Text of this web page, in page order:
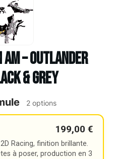
– OUTLANDER
& GREY
2 options
199,00 €
Racing, finition brillante.
à poser, production en 3